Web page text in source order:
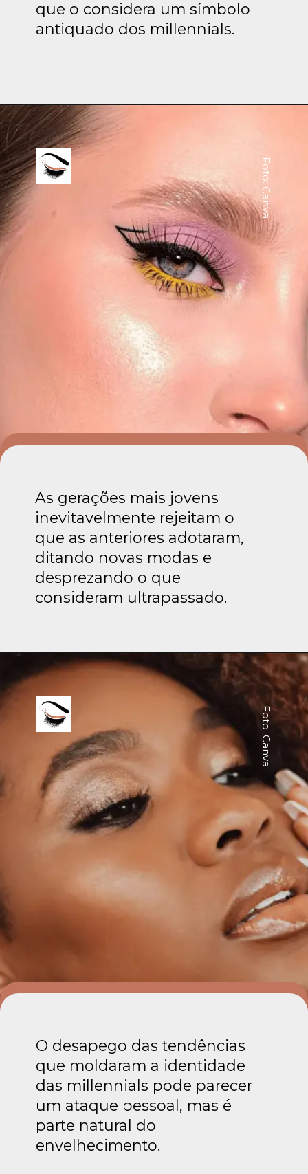
que o considera um símbolo
antiquado dos millennials.
As gerações mais jovens
inevitavelmente rejeitam o
que as anteriores adotaram,
ditando novas modas e
desprezando o que
consideram ultrapassado.
Foto: Canva
O desapego das tendências
que moldaram a identidade
das millennials pode parecer
um ataque pessoal, mas é
parte natural do
envelhecimento.
Foto: Canva